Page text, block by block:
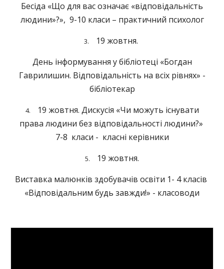
Бесіда «Що для вас означає «відповідальність
людини»?», 9-10 класи – практичний психолог
3.
19 жовтня.
День інформування у бібліотеці «Богдан
Гаврилишин. Відповідальність на всіх рівнях» -
бібліотекар
4.
19 жовтня. Дискусія «Чи можуть існувати
права людини без відповідальності людини?»
7-8 класи - класні керівники
5.
19 жовтня.
Виставка малюнків здобувачів освіти 1- 4 класів
«Відповідальним будь завжди!» - класоводи